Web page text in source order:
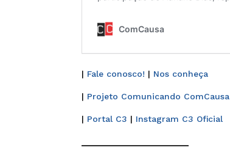
| Fale conosco! | Nos conheça
| Projeto Comunicando ComCausa
| Portal C3 | Instagram C3 Oficial